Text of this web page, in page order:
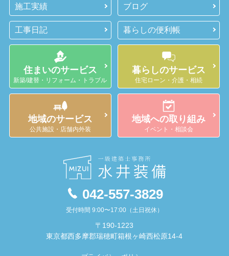
042-557-3829
受付時間 9:00〜17:00（土日祝休）
〒190-1223
東京都西多摩郡瑞穂町箱根ヶ崎西松原14-4
施工実績 ブログ
工事日記 暮らしの便利帳
住まいのサービス
新築/建替・リフォーム・トラブル
暮らしのサービス
住宅ローン・介護・相続
地域のサービス
公共施設・店舗内外装
地域への取り組み
イベント・相談会